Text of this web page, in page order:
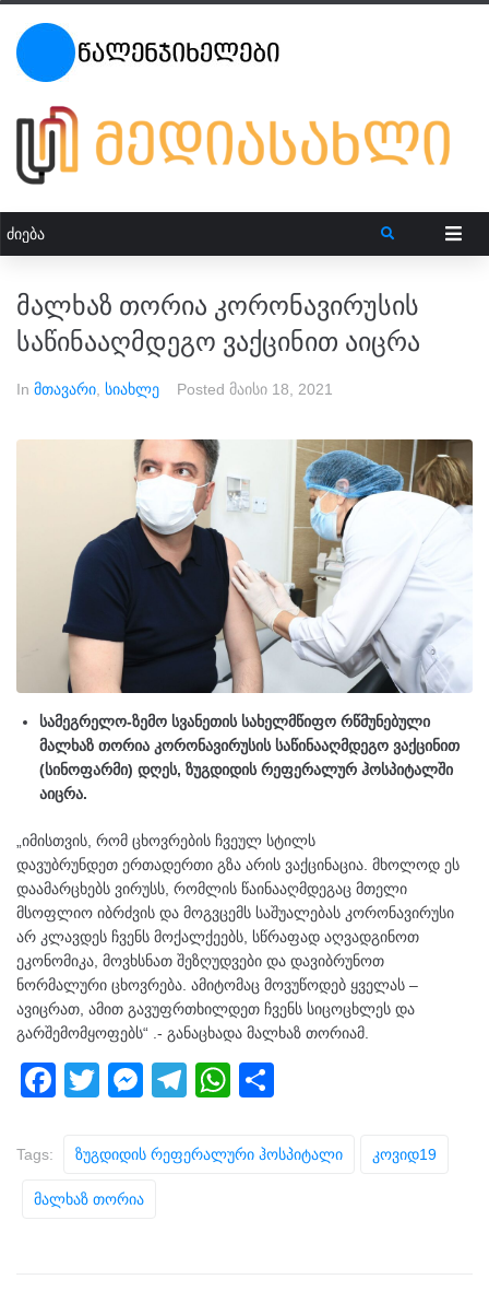
მალხაზ თორია კორონავირუსის
საწინააღმდეგო ვაქცინით აიცრა
In მთავარი სიახლე Posted მაისი 18, 2021
სამეგრელო-ზემო სვანეთის სახელმწიფო რწმუნებული
მალხაზ თორია კორონავირუსის საწინააღმდეგო ვაქცინით
(სინოფარმი) დღეს, ზუგდიდის რეფერალურ ჰოსპიტალში
აიცრა.
„იმისთვის, რომ ცხოვრების ჩვეულ სტილს
დავუბრუნდეთ ერთადერთი გზა არის ვაქცინაცია. მხოლოდ ეს
დაამარცხებს ვირუსს, რომლის წაინააღმდეგაც მთელი
მსოფლიო იბრძვის და მოგვცემს საშუალებას კორონავირუსი
არ კლავდეს ჩვენს მოქალქეებს, სწრაფად აღვადგინოთ
ეკონომიკა, მოვხსნათ შეზღუდვები და დავიბრუნოთ
ნორმალური ცხოვრება. ამიტომაც მოვუწოდებ ყველას –
ავიცრათ, ამით გავუფრთხილდეთ ჩვენს სიცოცხლეს და
გარშემომყოფებს“ .- განაცხადა მალხაზ თორიამ.
F
e
b
T
tt
er
M
ss
T
e
W
at ar
Tags: Ზუგდიდის Რეფერალური Ჰოსპიტალი Კოვიდ19
Მალხაზ Თორია